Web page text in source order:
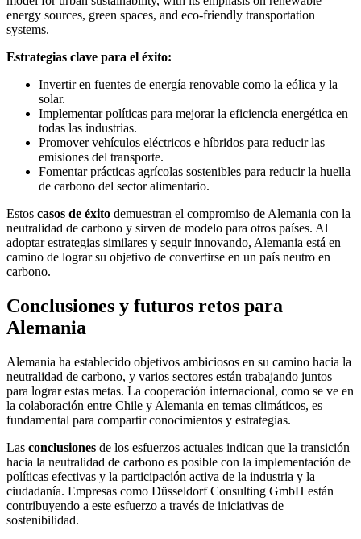
energy sources, green spaces, and eco-friendly transportation
systems.
Estrategias clave para el éxito:
Invertir en fuentes de energía renovable como la eólica y la
solar.
Implementar políticas para mejorar la eficiencia energética en
todas las industrias.
Promover vehículos eléctricos e híbridos para reducir las
emisiones del transporte.
Fomentar prácticas agrícolas sostenibles para reducir la huella
de carbono del sector alimentario.
Estos casos de éxito demuestran el compromiso de Alemania con la
neutralidad de carbono y sirven de modelo para otros países. Al
adoptar estrategias similares y seguir innovando, Alemania está en
camino de lograr su objetivo de convertirse en un país neutro en
carbono.
Conclusiones y futuros retos para
Alemania
Alemania ha establecido objetivos ambiciosos en su camino hacia la
neutralidad de carbono, y varios sectores están trabajando juntos
para lograr estas metas. La cooperación internacional, como se ve en
la colaboración entre Chile y Alemania en temas climáticos, es
fundamental para compartir conocimientos y estrategias.
Las conclusiones de los esfuerzos actuales indican que la transición
hacia la neutralidad de carbono es posible con la implementación de
políticas efectivas y la participación activa de la industria y la
ciudadanía. Empresas como Düsseldorf Consulting GmbH están
contribuyendo a este esfuerzo a través de iniciativas de
sostenibilidad.